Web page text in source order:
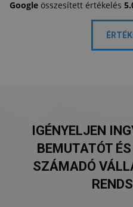
Googleösszesített értékelés
IGÉNYELJEN
BEMUTATÓT
SZÁMADÓ